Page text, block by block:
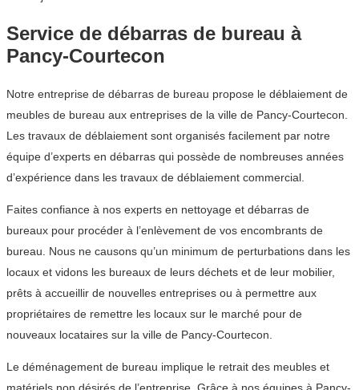
Service de débarras de bureau à
Pancy-Courtecon
Notre entreprise de débarras de bureau propose le déblaiement de
meubles de bureau aux entreprises de la ville de Pancy-Courtecon.
Les travaux de déblaiement sont organisés facilement par notre
équipe d’experts en débarras qui possède de nombreuses années
d’expérience dans les travaux de déblaiement commercial.
Faites confiance à nos experts en nettoyage et débarras de
bureaux pour procéder à l’enlèvement de vos encombrants de
bureau. Nous ne causons qu’un minimum de perturbations dans les
locaux et vidons les bureaux de leurs déchets et de leur mobilier,
prêts à accueillir de nouvelles entreprises ou à permettre aux
propriétaires de remettre les locaux sur le marché pour de
nouveaux locataires sur la ville de Pancy-Courtecon.
Le déménagement de bureau implique le retrait des meubles et